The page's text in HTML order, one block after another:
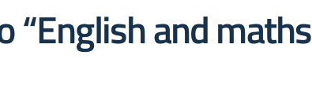
“English and maths